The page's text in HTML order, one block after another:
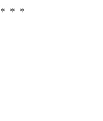
＊＊